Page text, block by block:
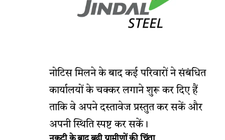
नोटिस मिलने के बाद कई परिवारों ने संबंधित
कार्यालयों के चक्कर लगाने शुरू कर दिए हैं
ताकि वे अपने दस्तावेज प्रस्तुत कर सकें और
अपनी स्थिति स्पष्ट कर सकें।